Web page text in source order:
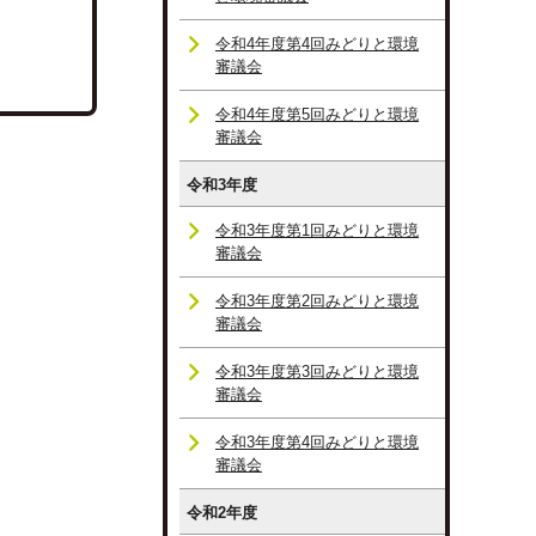
令和4年度第4回みどりと環境
審議会
令和4年度第5回みどりと環境
審議会
令和3年度
令和3年度第1回みどりと環境
審議会
令和3年度第2回みどりと環境
審議会
令和3年度第3回みどりと環境
審議会
令和3年度第4回みどりと環境
審議会
令和2年度